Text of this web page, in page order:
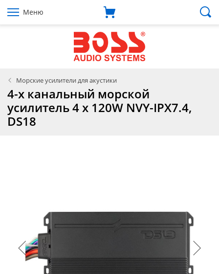
Меню
Морские усилители для акустики
4-х канальный морской
усилитель 4 x 120W NVY-IPX7.4,
DS18